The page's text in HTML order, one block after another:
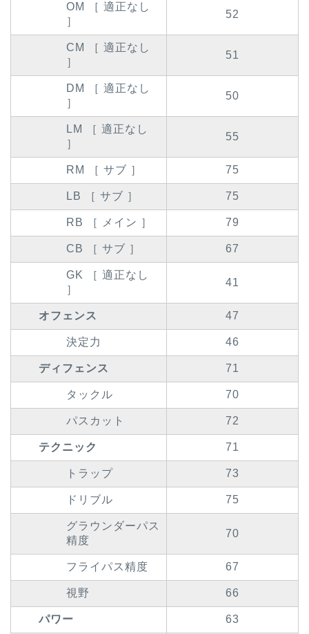
OM ［ 適正なし
］
52
CM ［ 適正なし
］
51
DM ［ 適正なし
］
50
LM ［ 適正なし
］
55
RM ［ サブ ］ 75
LB ［ サブ ］ 75
RB ［ メイン ］ 79
CB ［ サブ ］ 67
GK ［ 適正なし
］
41
オフェンス 47
決定力 46
ディフェンス 71
タックル 70
パスカット 72
テクニック 71
トラップ 73
ドリブル 75
グラウンダーパス
精度
70
フライパス精度 67
視野 66
パワー 63